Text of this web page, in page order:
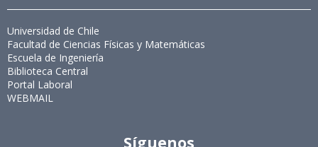
Universidad de Chile
Facultad de Ciencias Físicas y Matemáticas
Escuela de Ingeniería
Biblioteca Central
Portal Laboral
WEBMAIL
Síguenos